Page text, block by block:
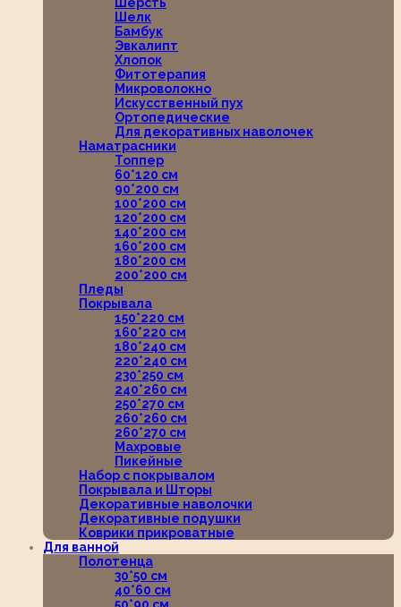
Шелк
Бамбук
Эвкалипт
Хлопок
Фитотерапия
Микроволокно
Искусственный пух
Ортопедические
Для декоративных наволочек
Наматрасники
Топпер
60*120 см
90*200 см
100*200 см
120*200 см
140*200 см
160*200 см
180*200 см
200*200 см
Пледы
Покрывала
150*220 см
160*220 см
180*240 см
220*240 см
230*250 см
240*260 см
250*270 см
260*260 см
260*270 см
Махровые
Пикейные
Набор с покрывалом
Покрывала и Шторы
Декоративные наволочки
Декоративные подушки
Коврики прикроватные
Для ванной
Полотенца
30*50 см
40*60 см